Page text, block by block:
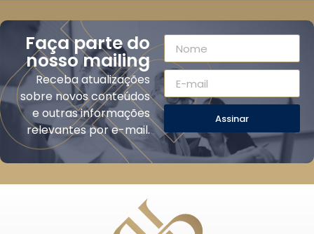
Faça parte do
nosso mailing
Receba atualizações
sobre novos conteúdos
e outras informações
relevantes por e-mail.
Assinar